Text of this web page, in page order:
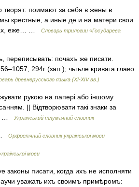
поимают за себя в жены в
крестные, а иные де и на матери свои
еже… …
Словарь трилогии «Государева
почахъ же писати.
294г (зап.); чьгьле крива˫а главо
древнерусского языка (XI-XIV вв.)
рукою на папері або іншому
|| Відтворювати такі знаки за
…
Український тлумачний словник
Орфоепічний словник української мови
мови
законы писати, когда ихъ не исполняти
уважать ихъ своимъ примѣромъ: